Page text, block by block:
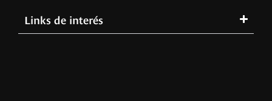
Links de interés